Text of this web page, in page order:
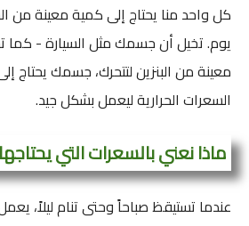
كل واحد منا يحتاج إلى كمية معينة من
يوم. تخيل أن جسمك مثل السيارة - كما
معينة من البنزين لتتحرك، جسمك يحتاج
السعرات الحرارية ليعمل بشكل جيد.
ماذا نعني بالسعرات التي
عندما تستيقظ صباحاً وحتى تنام ليلاً،